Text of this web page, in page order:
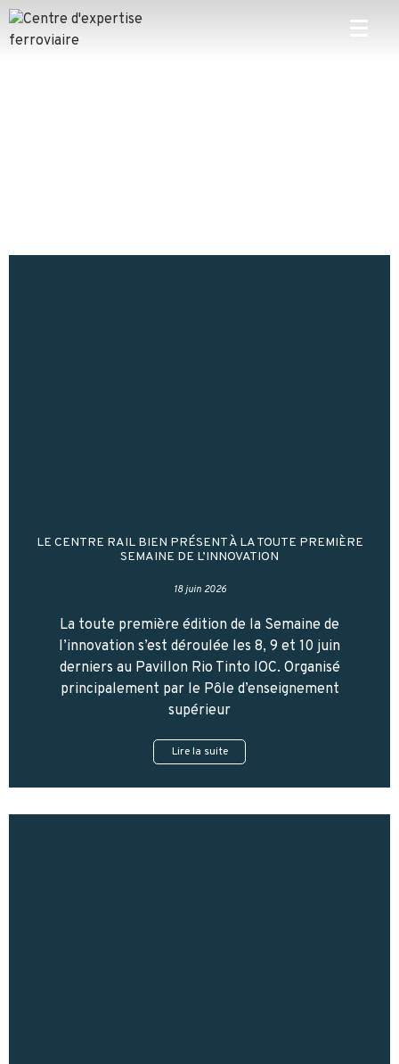
LE CENTRE RAIL BIEN PRÉSENT À LA TOUTE PREMIÈRE
SEMAINE DE L’INNOVATION
18 juin 2026
La toute première édition de la Semaine de
l’innovation s’est déroulée les 8, 9 et 10 juin
derniers au Pavillon Rio Tinto IOC. Organisé
principalement par le Pôle d’enseignement
supérieur
Lire la suite